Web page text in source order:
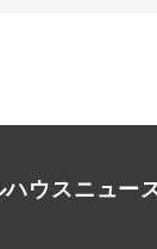
ハウスニュー